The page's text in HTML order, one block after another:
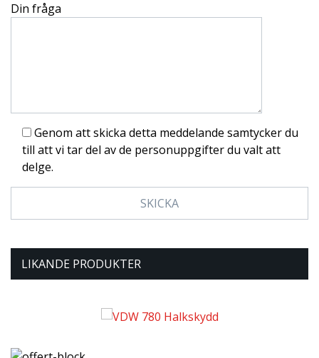
Din fråga
Genom att skicka detta meddelande samtycker du
till att vi tar del av de personuppgifter du valt att
delge.
LIKANDE PRODUKTER